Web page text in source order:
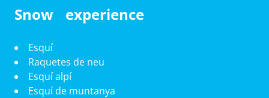
Snow experience
Esquí
Raquetes de neu
Esquí alpí
Esquí de muntanya